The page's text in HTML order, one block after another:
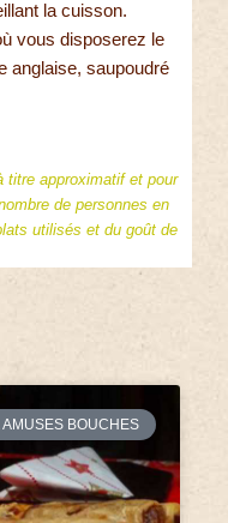
la cuisson.
vous disposerez le
anglaise, saupoudré
titre approximatif et pour
de personnes en
utilisés et du goût de
AMUSES BOUCHES